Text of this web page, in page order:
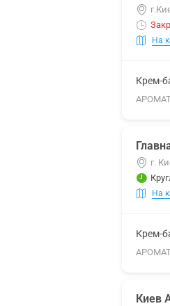
На
Крем-
г.
На
Крем-
Киев